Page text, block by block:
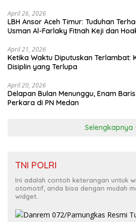
April 26, 2026
LBH Ansor Aceh Timur: Tuduhan
Usman Al-Farlaky Fitnah Keji dan
April 21, 2026
Ketika Waktu Diputuskan Terlambat:
Disiplin yang Terlupa
April 20, 2026
Delapan Bulan Menunggu, Enam
Perkara di PN Medan
Selengkapnya
TNI POLRI
Ini adalah contoh keterangan untuk
otomotif, anda bisa dengan mudah
widget.